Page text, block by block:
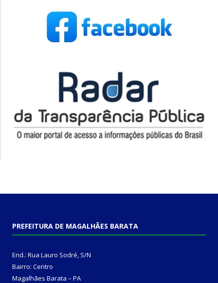
PREFEITURA DE MAGALHÃES BARATA
End.: Rua Lauro Sodré, S/N
Bairro: Centro
Magalhães Barata – PA